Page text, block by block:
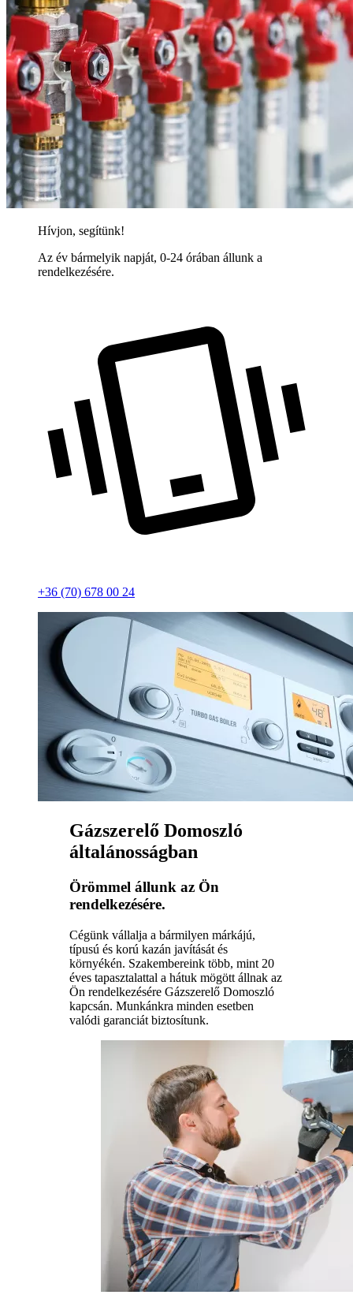
Hívjon, segítünk!
Az év bármelyik napját, 0-24 órában állunk a
rendelkezésére.
+36 (70) 678 00 24
Gázszerelő Domoszló
általánosságban
Örömmel állunk az Ön
rendelkezésére.
Cégünk vállalja a bármilyen márkájú,
típusú és korú kazán javítását és
környékén. Szakembereink több, mint 20
éves tapasztalattal a hátuk mögött állnak az
Ön rendelkezésére Gázszerelő Domoszló
kapcsán. Munkánkra minden esetben
valódi garanciát biztosítunk.